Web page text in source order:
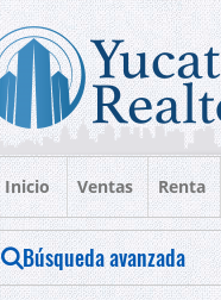
Inicio Ventas Renta
Búsqueda avanzada